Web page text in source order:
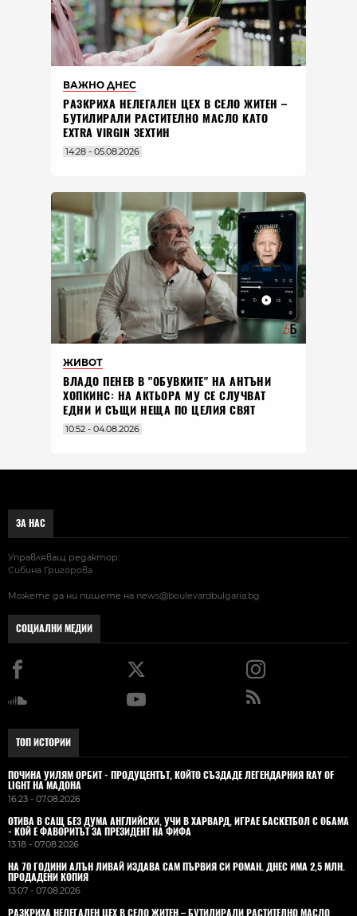
ВАЖНО ДНЕС
РАЗКРИХА НЕЛЕГАЛЕН ЦЕХ В СЕЛО ЖИТЕН –
БУТИЛИРАЛИ РАСТИТЕЛНО МАСЛО КАТО
EXTRA VIRGIN ЗЕХТИН
14:28 - 05.08.2026
ЖИВОТ
ВЛАДO ПЕНЕВ В "ОБУВКИТЕ" НА АНТЪНИ
ХОПКИНС: НА АКТЬОРА МУ СЕ СЛУЧВАТ
ЕДНИ И СЪЩИ НЕЩА ПО ЦЕЛИЯ СВЯТ
10:52 - 04.08.2026
ЗА НАС
Управляващ редактор:
Сибина Григорова
Можете да ни пишете на news@boulevardbulgaria.bg
СОЦИАЛНИ МЕДИИ
ТОП ИСТОРИИ
ПОЧИНА УИЛЯМ ОРБИТ - ПРОДУЦЕНТЪТ, КОЙТО СЪЗДАДЕ ЛЕГЕНДАРНИЯ RAY OF
LIGHT НА МАДОНА
16:23 - 07.08.2026
ОТИВА В САЩ БЕЗ ДУМА АНГЛИЙСКИ, УЧИ В ХАРВАРД, ИГРАЕ БАСКЕТБОЛ С ОБАМА
- КОЙ Е ФАВОРИТЪТ ЗА ПРЕЗИДЕНТ НА ФИФА
13:18 - 07.08.2026
НА 70 ГОДИНИ АЛЪН ЛИВАЙ ИЗДАВА САМ ПЪРВИЯ СИ РОМАН. ДНЕС ИМА 2,5 МЛН.
ПРОДАДЕНИ КОПИЯ
13:07 - 07.08.2026
РАЗКРИХА НЕЛЕГАЛЕН ЦЕХ В СЕЛО ЖИТЕН – БУТИЛИРАЛИ РАСТИТЕЛНО МАСЛО